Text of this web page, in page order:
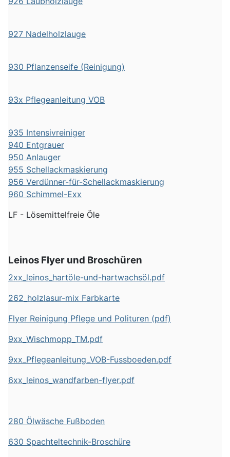
927 Nadelholzlauge
930 Pflanzenseife (Reinigung)
93x Pflegeanleitung VOB
935 Intensivreiniger
940 Entgrauer
950 Anlauger
955 Schellackmaskierung
956 Verdünner-für-Schellackmaskierung
960 Schimmel-Exx
LF - Lösemittelfreie Öle
Leinos Flyer und Broschüren
2xx_leinos_hartöle-und-hartwachsöl.pdf
262_holzlasur-mix Farbkarte
Flyer Reinigung Pflege und Polituren (pdf)
9xx_Wischmopp_TM.pdf
9xx_Pflegeanleitung_VOB-Fussboeden.pdf
6xx_leinos_wandfarben-flyer.pdf
280 Ölwäsche Fußboden
630 Spachteltechnik-Broschüre